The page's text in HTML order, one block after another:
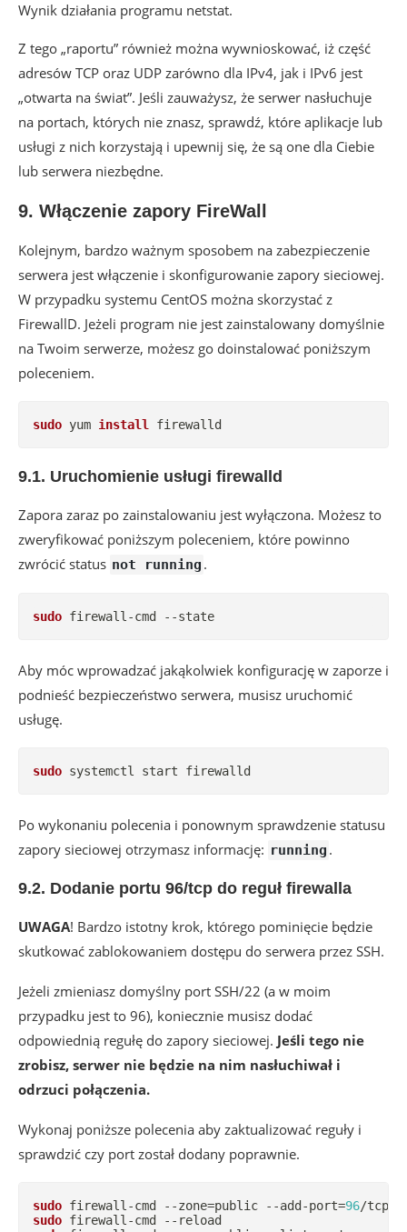
Wynik działania programu netstat.
Z tego „raportu” również można wywnioskować, iż część
adresów TCP oraz UDP zarówno dla IPv4, jak i IPv6 jest
„otwarta na świat”. Jeśli zauważysz, że serwer nasłuchuje
na portach, których nie znasz, sprawdź, które aplikacje lub
usługi z nich korzystają i upewnij się, że są one dla Ciebie
lub serwera niezbędne.
9. Włączenie zapory FireWall
Kolejnym, bardzo ważnym sposobem na zabezpieczenie
serwera jest włączenie i skonfigurowanie zapory sieciowej.
W przypadku systemu CentOS można skorzystać z
FirewallD. Jeżeli program nie jest zainstalowany domyślnie
na Twoim serwerze, możesz go doinstalować poniższym
poleceniem.
sudo yum install firewalld
9.1. Uruchomienie usługi firewalld
Zapora zaraz po zainstalowaniu jest wyłączona. Możesz to
zweryfikować poniższym poleceniem, które powinno
zwrócić status not running .
sudo firewall-cmd --state
Aby móc wprowadzać jakąkolwiek konfigurację w zaporze i
podnieść bezpieczeństwo serwera, musisz uruchomić
usługę.
sudo systemctl start firewalld
Po wykonaniu polecenia i ponownym sprawdzenie statusu
zapory sieciowej otrzymasz informację: running .
9.2. Dodanie portu 96/tcp do reguł firewalla
UWAGA! Bardzo istotny krok, którego pominięcie będzie
skutkować zablokowaniem dostępu do serwera przez SSH.
Jeżeli zmieniasz domyślny port SSH/22 (a w moim
przypadku jest to 96), koniecznie musisz dodać
odpowiednią regułę do zapory sieciowej. Jeśli tego nie
zrobisz, serwer nie będzie na nim nasłuchiwał i
odrzuci połączenia.
Wykonaj poniższe polecenia aby zaktualizować reguły i
sprawdzić czy port został dodany poprawnie.
sudo firewall-cmd --zone=public --add-port=96
sudo